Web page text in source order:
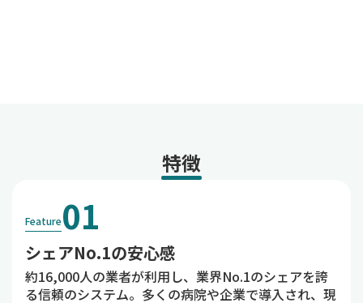
特徴
Feature01
シェアNo.1の安心感
約16,000人の業者が利用し、業界No.1のシェアを誇
る信頼のシステム。多くの病院や企業で導入され、現